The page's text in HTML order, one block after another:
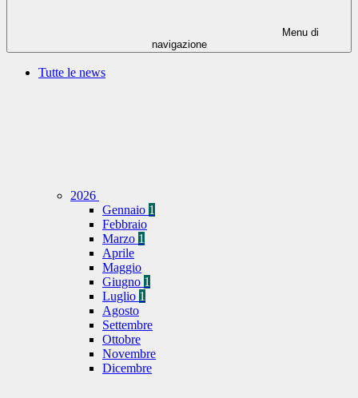
Menu di
navigazione
Tutte le news
2026
Gennaio 1
Febbraio
Marzo 1
Aprile
Maggio
Giugno 1
Luglio 1
Agosto
Settembre
Ottobre
Novembre
Dicembre